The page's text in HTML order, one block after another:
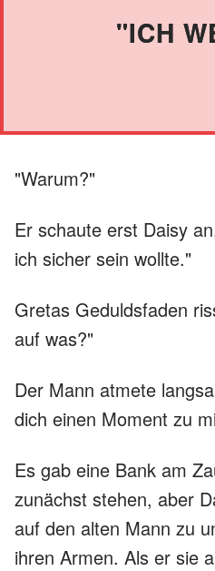
"ICH
"Warum?"
Er schaute erst Daisy
ich sicher sein wollte."
Gretas Geduldsfaden
auf was?"
Der Mann atmete
dich einen Moment zu
Es gab eine Bank am
zunächst stehen, aber
auf den alten Mann zu
ihren Armen. Als er sie